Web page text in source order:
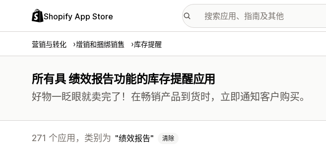
Shopify App Store
营销与转化 增销和捆绑销售 库存提醒
所有具 绩效报告功能的库存提醒应用
好物一眨眼就卖完了！在畅销产品到货时，立即通知客户购买。
271 个应用，类别为 绩效报告 清除